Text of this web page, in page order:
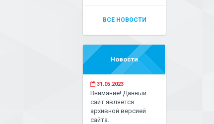
ВСЕ НОВОСТИ
Новости
31.05.2023
Внимание! Данный
сайт является
архивной версией
сайта.